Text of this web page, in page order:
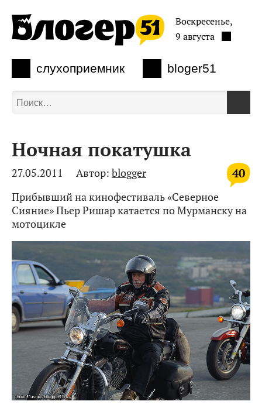
слухоприемник bloger51
Воскресенье,
9 августа
Ночная покатушка
40
27.05.2011 Автор: blogger
Прибывший на кинофестиваль «Северное
Сияние» Пьер Ришар катается по Мурманску на
мотоцикле